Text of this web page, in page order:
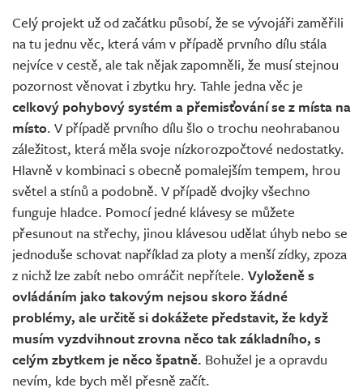
Celý projekt už od začátku působí, že se vývojáři zaměřili
na tu jednu věc, která vám v případě prvního dílu stála
nejvíce v cestě, ale tak nějak zapomněli, že musí stejnou
pozornost věnovat i zbytku hry. Tahle jedna věc je
celkový pohybový systém a přemisťování se z místa na
místo. V případě prvního dílu šlo o trochu neohrabanou
záležitost, která měla svoje nízkorozpočtové nedostatky.
Hlavně v kombinaci s obecně pomalejším tempem, hrou
světel a stínů a podobně. V případě dvojky všechno
funguje hladce. Pomocí jedné klávesy se můžete
přesunout na střechy, jinou klávesou udělat úhyb nebo se
jednoduše schovat například za ploty a menší zídky, zpoza
z nichž lze zabít nebo omráčit nepřítele. Vyloženě s
ovládáním jako takovým nejsou skoro žádné
problémy, ale určitě si dokážete představit, že když
musím vyzdvihnout zrovna něco tak základního, s
celým zbytkem je něco špatně. Bohužel je a opravdu
nevím, kde bych měl přesně začít.